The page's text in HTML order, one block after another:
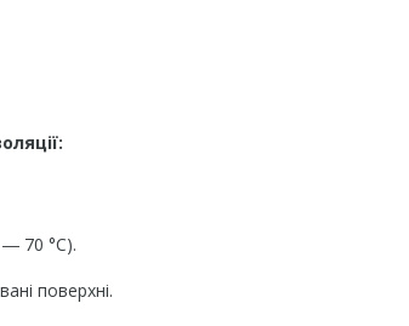
― 70 °С).
поверхні.